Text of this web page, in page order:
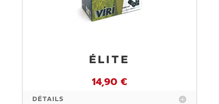
ÉLITE
14,90 €
DÉTAILS